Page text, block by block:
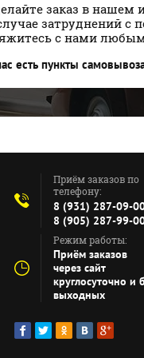
заказ в нашем
затруднений с
с нами
есть пункты
Приём заказов по
телефону:
8 (931) 287-09-
8 (905) 287-99-
Режим работы:
Приём заказов
через сайт
круглосуточно и
выходных